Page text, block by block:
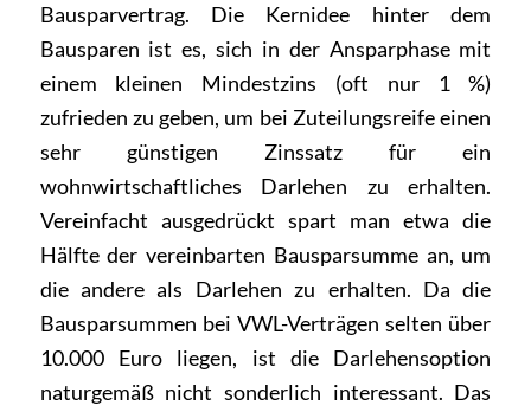
Bausparvertrag. Die Kernidee hinter dem
Bausparen ist es, sich in der Ansparphase mit
einem kleinen Mindestzins (oft nur 1 %)
zufrieden zu geben, um bei Zuteilungsreife einen
sehr günstigen Zinssatz für ein
wohnwirtschaftliches Darlehen zu erhalten.
Vereinfacht ausgedrückt spart man etwa die
Hälfte der vereinbarten Bausparsumme an, um
die andere als Darlehen zu erhalten. Da die
Bausparsummen bei VWL-Verträgen selten über
10.000 Euro liegen, ist die Darlehensoption
naturgemäß nicht sonderlich interessant. Das